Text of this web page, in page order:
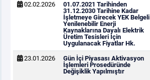
02.02.2026
01.07.2021 Tarihinden
31.12.2030 Tarihine Kadar
İşletmeye Girecek YEK Belgeli
Yenilenebilir Enerji
Kaynaklarına Dayalı Elektrik
Üretim Tesisleri İçin
Uygulanacak Fiyatlar Hk.
23.01.2026
Gün İçi Piyasası Aktivasyon
İşlemleri Prosedüründe
Değişiklik Yapılmıştır